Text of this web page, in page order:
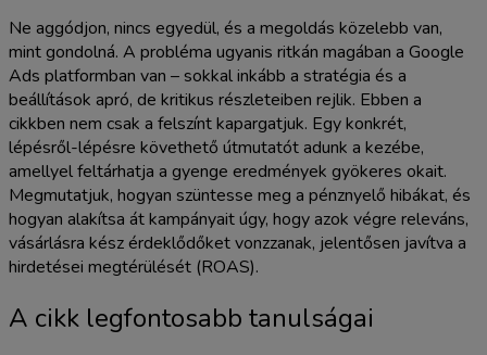
Ne aggódjon, nincs egyedül, és a megoldás közelebb van,
mint gondolná. A probléma ugyanis ritkán magában a Google
Ads platformban van – sokkal inkább a stratégia és a
beállítások apró, de kritikus részleteiben rejlik. Ebben a
cikkben nem csak a felszínt kapargatjuk. Egy konkrét,
lépésről-lépésre követhető útmutatót adunk a kezébe,
amellyel feltárhatja a gyenge eredmények gyökeres okait.
Megmutatjuk, hogyan szüntesse meg a pénznyelő hibákat, és
hogyan alakítsa át kampányait úgy, hogy azok végre releváns,
vásárlásra kész érdeklődőket vonzzanak, jelentősen javítva a
hirdetései megtérülését (ROAS).
A cikk legfontosabb tanulságai